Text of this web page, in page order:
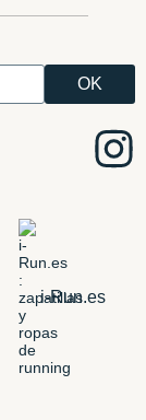
i-Run.es